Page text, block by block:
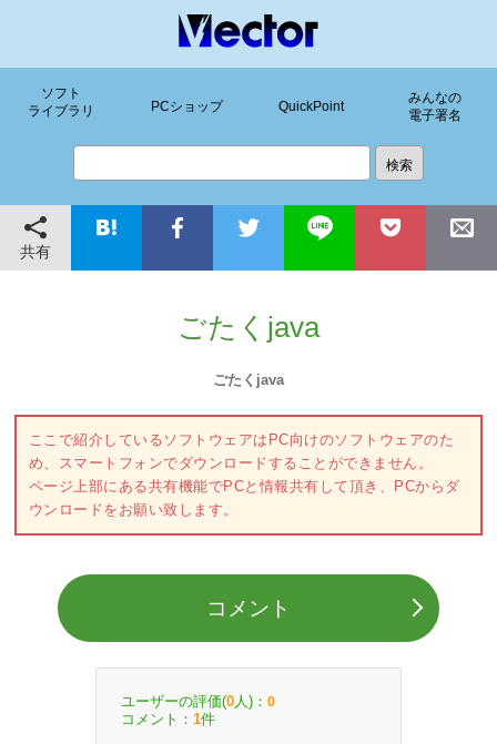
ソフト
ライブラリ
PCショップ QuickPoint
みんなの
電子署名
共有
ごたくjava
ごたくjava
ここで紹介しているソフトウェアはPC向けのソフトウェアのた
め、スマートフォンでダウンロードすることができません。
ページ上部にある共有機能でPCと情報共有して頂き、PCからダ
ウンロードをお願い致します。
コメント
ユーザーの評価(0 人)： 0
コメント： 1件